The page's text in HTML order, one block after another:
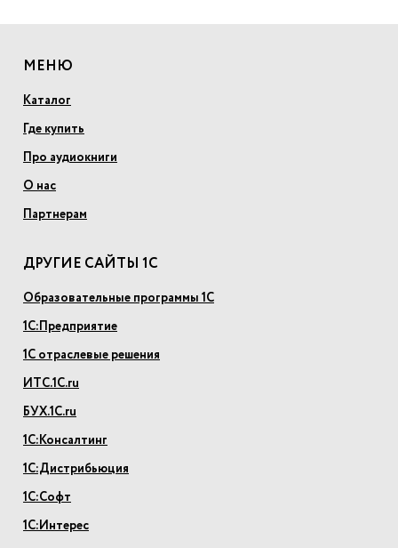
МЕНЮ
Каталог
Где купить
Про аудиокниги
О нас
Партнерам
ДРУГИЕ САЙТЫ 1С
Образовательные программы 1С
1С:Предприятие
1С отраслевые решения
ИТС.1С.ru
БУХ.1С.ru
1С:Консалтинг
1С:Дистрибьюция
1С:Софт
1С:Интерес